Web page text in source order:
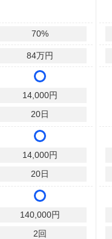
70%
84万円
14,000円
20日
14,000円
20日
140,000円
2回